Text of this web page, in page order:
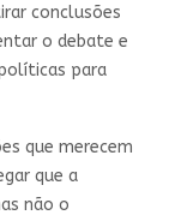
conclusões
o debate e
para
que merecem
que a
não o